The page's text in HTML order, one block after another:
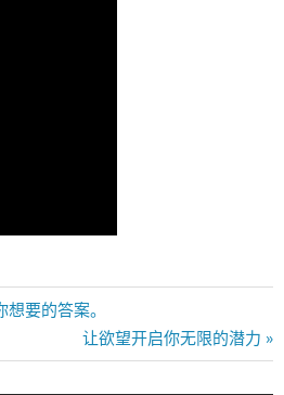
要的答案。
Next
Post:
让欲望开启你无限的潜力